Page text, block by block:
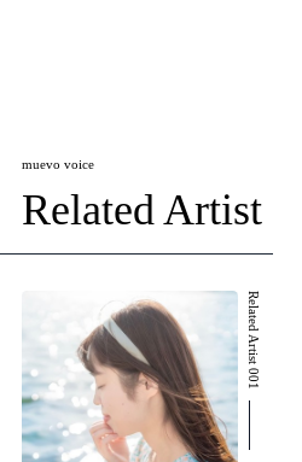
muevo voice
Related Artist
Related Artist 001